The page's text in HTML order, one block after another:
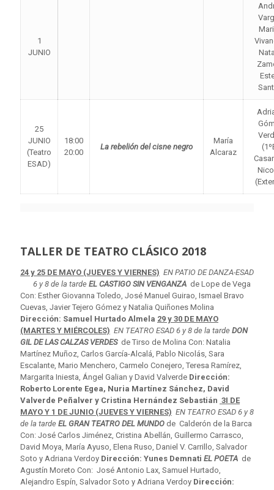
1
JUNIO
25
JUNIO
(Teatro
ESAD)
18:00
20:00
La rebelión del cisne negro
María
Alcaraz
TALLER DE TEATRO CLÁSICO 2018
24 y 25 DE MAYO (JUEVES Y VIERNES) EN PATIO DE DANZA-ESAD
6 y 8 de la tarde EL CASTIGO SIN VENGANZA de Lope de Vega
Con: Esther Giovanna Toledo, José Manuel Guirao, Ismael Bravo
Cuevas, Javier Tejero Gómez y Natalia Quiñones Molina
Dirección: Samuel Hurtado Almela 29 y 30 DE MAYO
(MARTES Y MIÉRCOLES) EN TEATRO ESAD 6 y 8 de la tarde DON
GIL DE LAS CALZAS VERDESde Tirso de Molina Con: Natalia
Martínez Muñoz, Carlos García-Alcalá, Pablo Nicolás, Sara
Escalante, Mario Menchero, Carmelo Conejero, Teresa Ramírez,
Margarita Iniesta, Ángel Galian y David Valverde Dirección:
Roberto Lorente Egea, Nuria Martínez Sánchez, David
Valverde Peñalver y Cristina Hernández Sebastián 3I DE
MAYO Y 1 DE JUNIO (JUEVES Y VIERNES) EN TEATRO ESAD 6 y 8
de la tarde EL GRAN TEATRO DEL MUNDO de Calderón de la Barca
Con: José Carlos Jiménez, Cristina Abellán, Guillermo Carrasco,
David Moya, María Ayuso, Elena Ruso, Daniel V. Carrillo, Salvador
Soto y Adriana Verdoy Dirección: Yunes Demnati EL POETA de
Agustín Moreto Con: José Antonio Lax, Samuel Hurtado,
Alejandro Espín, Salvador Soto y Adriana Verdoy Dirección: